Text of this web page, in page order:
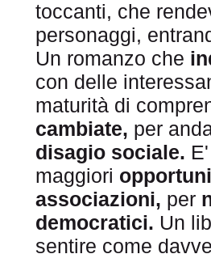
toccanti, che
personaggi,
Un romanzo che
con delle
maturità di
cambiate, per
disagio sociale.
maggiori
associazioni, per
democratici. Un
sentire come